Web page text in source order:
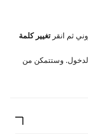
ثم انقرتغيير كلمة
وستتمكن من